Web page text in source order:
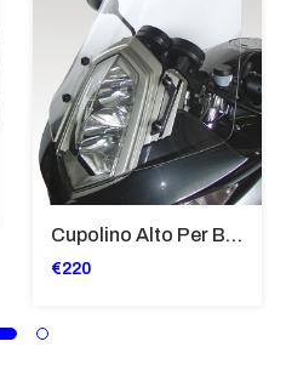
Cupolino Alto Per Bmw R 1200 St 2004 - 2007 TRASPARENTE - Sc950-T
€220